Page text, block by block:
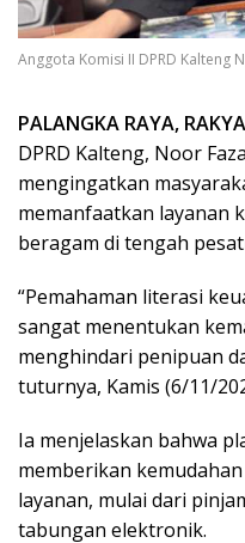
Anggota Komisi II DPRD Kalteng
PALANGKA RAYA,
DPRD Kalteng, Noor
mengingatkan
memanfaatkan layanan
beragam di tengah
“Pemahaman literasi
sangat menentukan
menghindari penipuan
tuturnya, Kamis (6/11/
Ia menjelaskan bahwa
memberikan
layanan, mulai dari
tabungan elektronik.